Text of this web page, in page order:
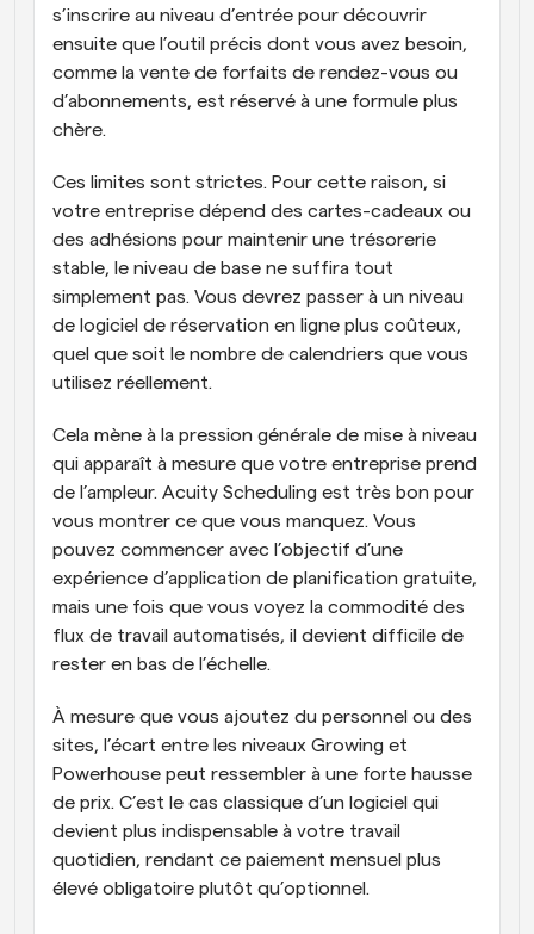
s’inscrire au niveau d’entrée pour découvrir
ensuite que l’outil précis dont vous avez besoin,
comme la vente de forfaits de rendez-vous ou
d’abonnements, est réservé à une formule plus
chère.
Ces limites sont strictes. Pour cette raison, si
votre entreprise dépend des cartes-cadeaux ou
des adhésions pour maintenir une trésorerie
stable, le niveau de base ne suffira tout
simplement pas. Vous devrez passer à un niveau
de logiciel de réservation en ligne plus coûteux,
quel que soit le nombre de calendriers que vous
utilisez réellement.
Cela mène à la pression générale de mise à niveau
qui apparaît à mesure que votre entreprise prend
de l’ampleur. Acuity Scheduling est très bon pour
vous montrer ce que vous manquez. Vous
pouvez commencer avec l’objectif d’une
expérience d’application de planification gratuite,
mais une fois que vous voyez la commodité des
flux de travail automatisés, il devient difficile de
rester en bas de l’échelle.
À mesure que vous ajoutez du personnel ou des
sites, l’écart entre les niveaux Growing et
Powerhouse peut ressembler à une forte hausse
de prix. C’est le cas classique d’un logiciel qui
devient plus indispensable à votre travail
quotidien, rendant ce paiement mensuel plus
élevé obligatoire plutôt qu’optionnel.